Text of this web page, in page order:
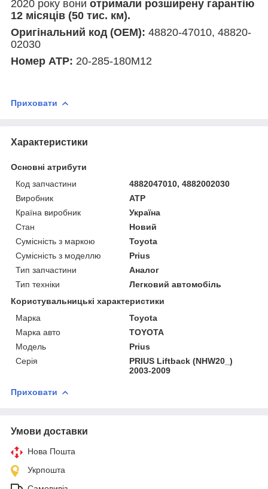
2020 року вони отримали розширену гарантію
12 місяців (50 тис. км).
Оригінальний код (ОЕМ): 48820-47010, 48820-
02030
Номер АТР: 20-285-180М12
Приховати
Характеристики
Основні атрибути
Код запчастини
4882047010, 4882002030
Виробник
ATP
Країна виробник
Україна
Стан
Новий
Сумісність з маркою
Toyota
Сумісність з моделлю
Prius
Тип запчастини
Аналог
Тип техніки
Легковий автомобіль
Користувальницькі характеристики
Марка
Toyota
Марка авто
TOYOTA
Мoдель
Prius
Серія
PRIUS Liftback (NHW20_)
2003-2009
Приховати
Умови доставки
Нова Пошта
Укрпошта